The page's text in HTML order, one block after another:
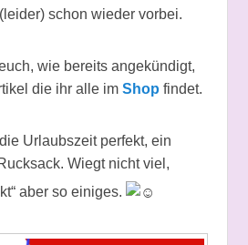
schon wieder vorbei.
wie bereits angekündigt,
die ihr alle im Shop findet.
Urlaubszeit perfekt, ein
Wiegt nicht viel,
aber so einiges.